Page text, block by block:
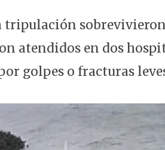
tripulación
atendidos en dos
golpes o fracturas